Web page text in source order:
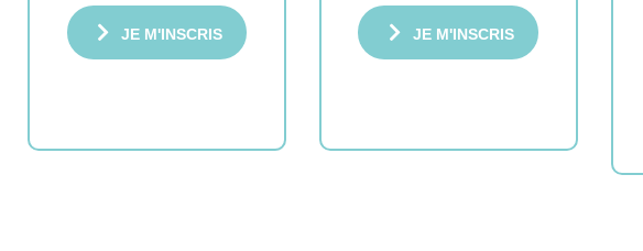
JE M'INSCRIS JE M'INSCRIS